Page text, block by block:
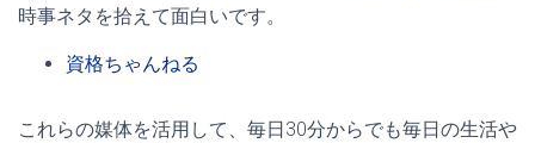
時事ネタを拾えて面白いです。
資格ちゃんねる
これらの媒体を活用して、毎日30分からでも毎日の生活や